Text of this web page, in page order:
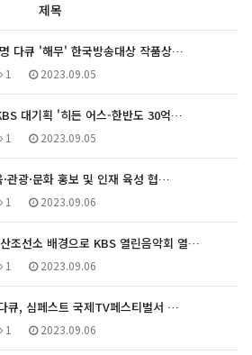
제목
다큐 '해무' 한국방송대상 작품상…
1 2023.09.05
대기획 '히든 어스-한반도 30억…
1 2023.09.05
관광·문화 홍보 및 인재 육성 협…
1 2023.09.06
조선소 배경으로 KBS 열린음악회 열…
1 2023.09.06
큐, 심페스트 국제TV페스티벌서 …
1 2023.09.06